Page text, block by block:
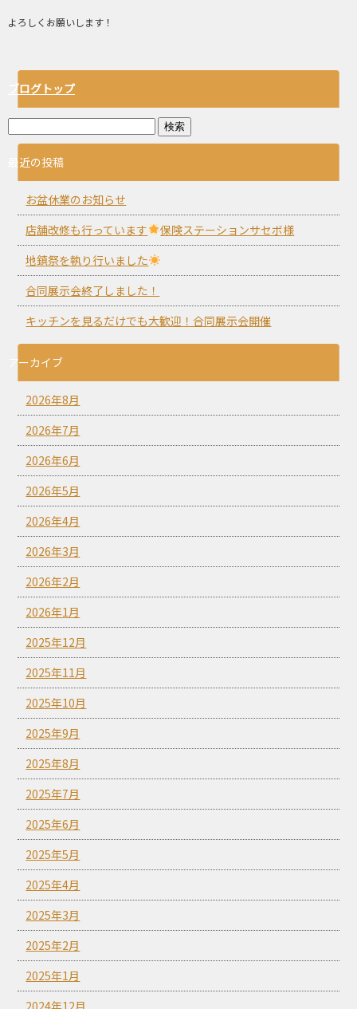
よろしくお願いします！
ブログトップ
最近の投稿
お盆休業のお知らせ
店舗改修も行っています
保険ステーションサセボ様
地鎮祭を執り行いました
合同展示会終了しました！
キッチンを見るだけでも大歓迎！合同展示会開催
アーカイブ
2026年8月
2026年7月
2026年6月
2026年5月
2026年4月
2026年3月
2026年2月
2026年1月
2025年12月
2025年11月
2025年10月
2025年9月
2025年8月
2025年7月
2025年6月
2025年5月
2025年4月
2025年3月
2025年2月
2025年1月
2024年12月